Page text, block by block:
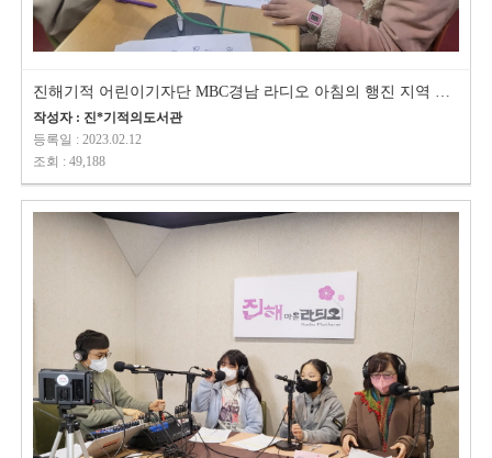
진해기적 어린이기자단 MBC경남 라디오 아침의 행진 지역 광고 녹음
작성자 : 진*기적의도서관
등록일 : 2023.02.12
조회 : 49,188